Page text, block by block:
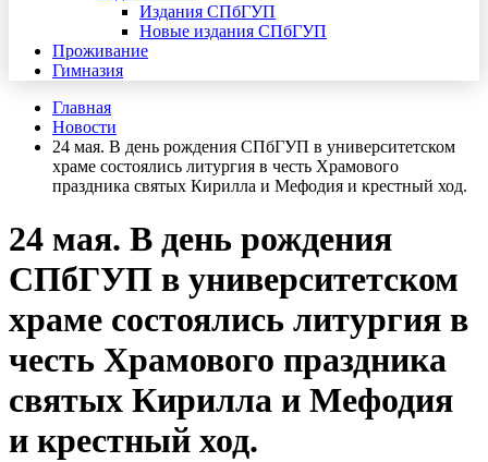
Издания СПбГУП
Новые издания СПбГУП
Проживание
Гимназия
Главная
Новости
24 мая. В день рождения СПбГУП в университетском
храме состоялись литургия в честь Храмового
праздника святых Кирилла и Мефодия и крестный ход.
24 мая. В день рождения
СПбГУП в университетском
храме состоялись литургия в
честь Храмового праздника
святых Кирилла и Мефодия
и крестный ход.